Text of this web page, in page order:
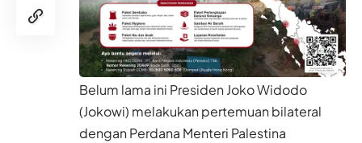
Belum lama ini PresidenJoko Widodo
(Jokowi) melakukan pertemuan bilateral
dengan Perdana Menteri Palestina